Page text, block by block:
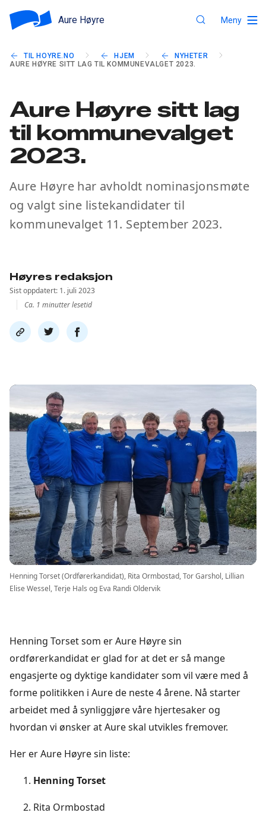
Aure Høyre Meny
TIL HOYRE.NO HJEM
NYHETER
AURE HØYRE SITT LAG TIL KOMMUNEVALGET 2023.
Aure Høyre sitt lag
til kommunevalget
2023.
Aure Høyre har avholdt nominasjonsmøte
og valgt sine listekandidater til
kommunevalget 11. September 2023.
Høyres redaksjon
Sist oppdatert: 1. juli 2023
Ca. 1 minutter lesetid
Del
link
Del
på
Del
på
Henning Torset (Ordførerkandidat), Rita Ormbostad, Tor Garshol, Lillian
Elise Wessel, Terje Hals og Eva Randi Oldervik
Henning Torset som er Aure Høyre sin
ordførerkandidat er glad for at det er så mange
engasjerte og dyktige kandidater som vil være med å
forme politikken i Aure de neste 4 årene. Nå starter
arbeidet med å synliggjøre våre hjertesaker og
hvordan vi ønsker at Aure skal utvikles fremover.
Her er Aure Høyre sin liste:
Henning Torset
Rita Ormbostad